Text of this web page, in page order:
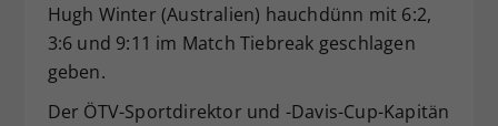
Hugh Winter (Australien) hauchdünn mit 6:2,
3:6 und 9:11 im Match Tiebreak geschlagen
geben.
Der ÖTV-Sportdirektor und -Davis-Cup-Kapitän